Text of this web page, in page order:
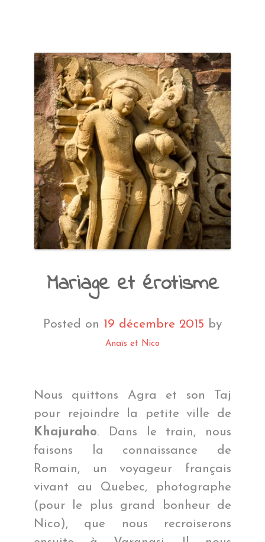
PRÉSENTATION
AVANT DE PARTIR
CARNET DE ROUTE
EN IMAGES
NOS BONNES ADRESSES
Mariage et érotisme
Posted on 19 décembre 2015 by
Anaïs et Nico
Nous quittons Agra et son Taj
pour rejoindre la petite ville de
Khajuraho. Dans le train, nous
faisons la connaissance de
Romain, un voyageur français
vivant au Quebec, photographe
(pour le plus grand bonheur de
Nico), que nous recroiserons